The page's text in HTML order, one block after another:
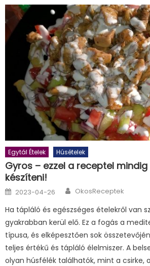
Egytál Ételek Húsételek
Gyros – ezzel a receptel
készíteni!
Posted
on
2023-04-26 Author
OkosReceptek
Ha tápláló és egészséges ételekről van
gyakrabban kerül elő. Ez a fogás a
típusa, és elképesztően sok
teljes értékű és tápláló élelmiszer. A
olyan húsfélék találhatók, mint a csirke,